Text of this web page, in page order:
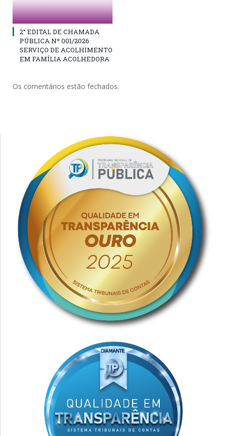
2° EDITAL DE CHAMADA
PÚBLICA Nº 001/2026
SERVIÇO DE ACOLHIMENTO
EM FAMÍLIA ACOLHEDORA
Os comentários estão fechados.